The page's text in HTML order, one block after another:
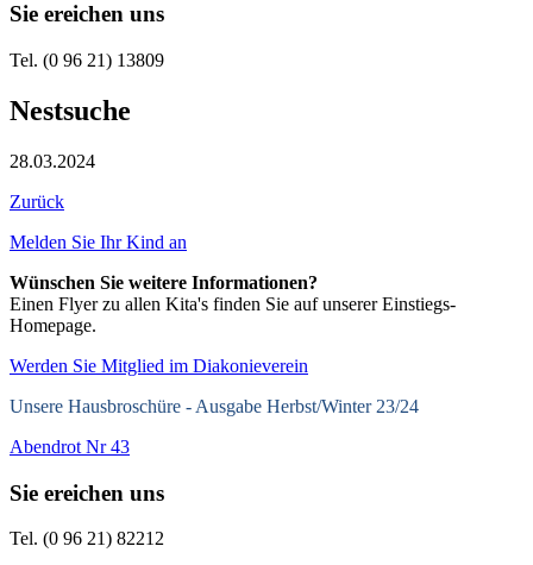
Sie ereichen uns
Tel. (0 96 21) 13809
Nestsuche
28.03.2024
Zurück
Melden Sie Ihr Kind an
Wünschen Sie weitere Informationen?
Einen Flyer zu allen Kita's finden Sie auf unserer Einstiegs-
Homepage.
Werden Sie Mitglied im Diakonieverein
Unsere Hausbroschüre - Ausgabe Herbst/Winter 23/24
Abendrot Nr 43
Sie ereichen uns
Tel. (0 96 21) 82212